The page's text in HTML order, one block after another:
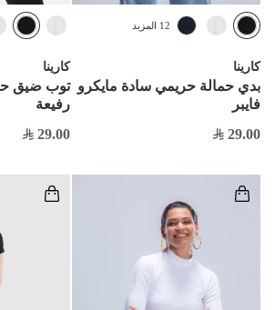
كارينا
بدي حمالة حريمي سادة مايكرو
فايبر
29.00
12 المزيد
كارينا
توب ضيق
رفيعة
29.00